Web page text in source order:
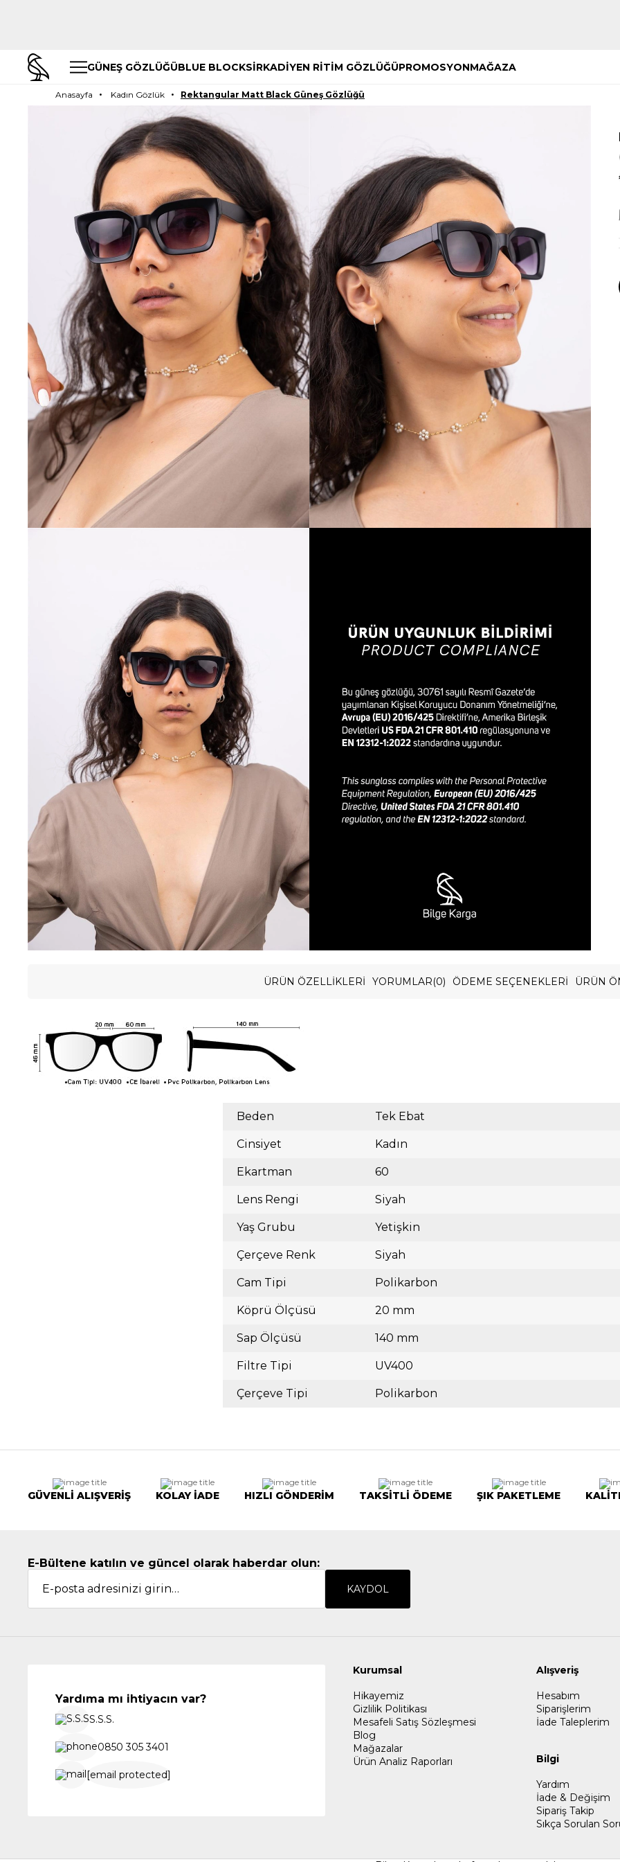
GÜNEŞ GÖZLÜĞÜBLUE BLOCKSİRKADİYEN RİTİM GÖZLÜĞÜPROMOSYONMAĞAZA
Anasayfa Kadın Gözlük Rektangular Matt Black Güneş Gözlüğü
ÜRÜN ÖZELLIKLERI YORUMLAR(0) ÖDEME SEÇENEKLERI ÜRÜN
Beden Tek Ebat
Cinsiyet Kadın
Ekartman 60
Lens Rengi Siyah
Yaş Grubu Yetişkin
Çerçeve Renk Siyah
Cam Tipi Polikarbon
Köprü Ölçüsü 20 mm
Sap Ölçüsü 140 mm
Filtre Tipi UV400
Çerçeve Tipi Polikarbon
GÜVENLİ ALIŞVERİŞ KOLAY İADE HIZLI GÖNDERİM TAKSİTLİ ÖDEME ŞIK PAKETLEME
E-Bültene katılın ve güncel olarak haberdar olun:
KAYDOL
Yardıma mı ihtiyacın var?
S.S.S.
0850 305 3401
[email protected]
Kurumsal
Hikayemiz
Gizlilik Politikası
Mesafeli Satış Sözleşmesi
Blog
Mağazalar
Ürün Analiz Raporları
Alışveriş
Hesabım
Siparişlerim
İade Taleplerim
Bilgi
Yardım
İade & Değişim
Sipariş Takip
Sıkça Sorulan